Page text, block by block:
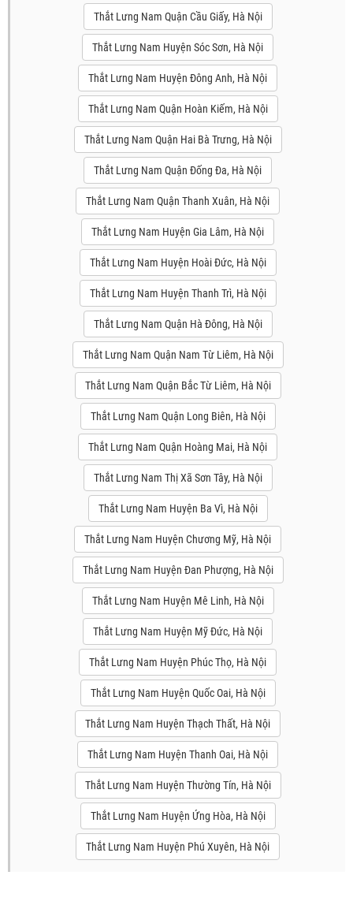
Thắt Lưng Nam Quận Cầu Giấy, Hà Nội
Thắt Lưng Nam Huyện Sóc Sơn, Hà Nội
Thắt Lưng Nam Huyện Đông Anh, Hà Nội
Thắt Lưng Nam Quận Hoàn Kiếm, Hà Nội
Thắt Lưng Nam Quận Hai Bà Trưng, Hà Nội
Thắt Lưng Nam Quận Đống Đa, Hà Nội
Thắt Lưng Nam Quận Thanh Xuân, Hà Nội
Thắt Lưng Nam Huyện Gia Lâm, Hà Nội
Thắt Lưng Nam Huyện Hoài Đức, Hà Nội
Thắt Lưng Nam Huyện Thanh Trì, Hà Nội
Thắt Lưng Nam Quận Hà Đông, Hà Nội
Thắt Lưng Nam Quận Nam Từ Liêm, Hà Nội
Thắt Lưng Nam Quận Bắc Từ Liêm, Hà Nội
Thắt Lưng Nam Quận Long Biên, Hà Nội
Thắt Lưng Nam Quận Hoàng Mai, Hà Nội
Thắt Lưng Nam Thị Xã Sơn Tây, Hà Nội
Thắt Lưng Nam Huyện Ba Vì, Hà Nội
Thắt Lưng Nam Huyện Chương Mỹ, Hà Nội
Thắt Lưng Nam Huyện Đan Phượng, Hà Nội
Thắt Lưng Nam Huyện Mê Linh, Hà Nội
Thắt Lưng Nam Huyện Mỹ Đức, Hà Nội
Thắt Lưng Nam Huyện Phúc Thọ, Hà Nội
Thắt Lưng Nam Huyện Quốc Oai, Hà Nội
Thắt Lưng Nam Huyện Thạch Thất, Hà Nội
Thắt Lưng Nam Huyện Thanh Oai, Hà Nội
Thắt Lưng Nam Huyện Thường Tín, Hà Nội
Thắt Lưng Nam Huyện Ứng Hòa, Hà Nội
Thắt Lưng Nam Huyện Phú Xuyên, Hà Nội